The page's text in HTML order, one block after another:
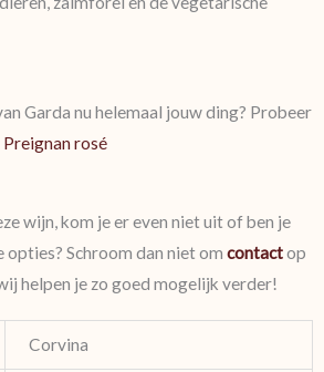
Garda nu helemaal jouw ding? Probeer
Preignan rosé
wijn, kom je er even niet uit of ben je
opties? Schroom dan niet om contactop
helpen je zo goed mogelijk verder!
Corvina